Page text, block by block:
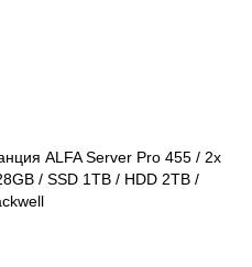
ALFA Server Pro 455 / 2х
/ SSD 1TB / HDD 2TB /